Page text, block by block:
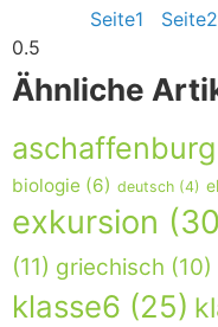
Seite1 Seite2
Ähnliche
aschaffenburg
biologie (6) deutsch (4)
exkursion
(11) griechisch (10)
klasse6 (25)